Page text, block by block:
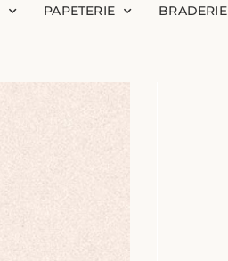
PAPETERIE BRADERIE